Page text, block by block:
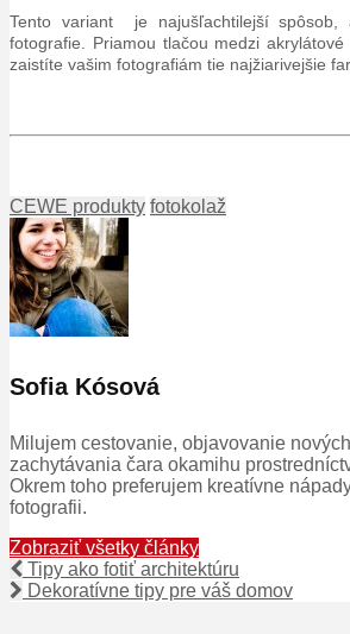
Tento variant je najušľachtilejší spôsob,
fotografie. Priamou tlačou medzi
zaistíte vašim fotografiám tie najžiarivejšie
CEWE produkty fotokolaž
Sofia Kósová
Milujem cestovanie, objavovanie
zachytávania čara okamihu
Okrem toho preferujem kreatívne
fotografii.
Zobraziť všetky články
Tipy ako fotiť architektúru
Dekoratívne tipy pre váš domov